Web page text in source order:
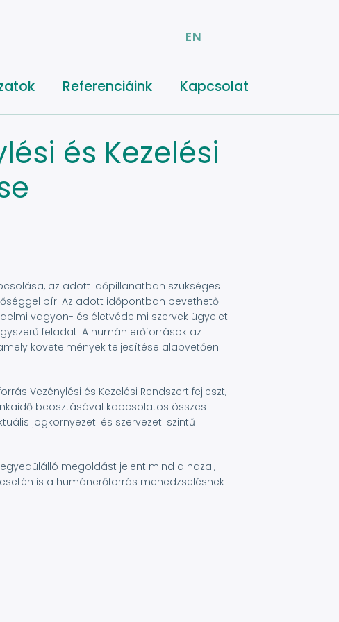
EN
Referenciáink Kapcsolat
és Kezelési
az adott időpillanatban szükséges
bír. Az adott időpontban bevethető
vagyon- és életvédelmi szervek ügyeleti
feladat. A humán erőforrások az
követelmények teljesítése alapvetően
Vezénylési és Kezelési Rendszert fejleszt,
beosztásával kapcsolatos összes
jogkörnyezeti és szervezeti szintű
egyedülálló megoldást jelent mind a hazai,
is a humánerőforrás menedzselésnek